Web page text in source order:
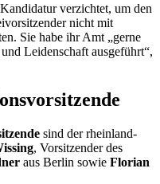
verzichtet, um den
nicht mit
Sie habe ihr Amt „gerne
Leidenschaft ausgeführt“,
sind der rheinland-
, Vorsitzender des
aus Berlin sowie Florian